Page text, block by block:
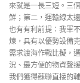
來就是一長三短。三
鮮；第二，運輸線太
也有有利前提：我軍
煉，具有以優勢設備
需求渡海作戰比擬，
況、最方便的物資聲
我們獲得蘇聯直接的